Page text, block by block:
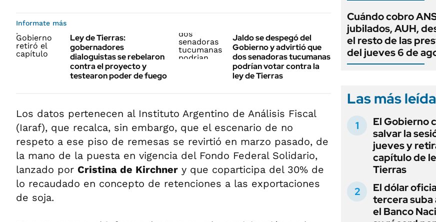
Informate más
Ley de Tierras:
gobernadores
dialoguistas se rebelaron
contra el proyecto y
testearon poder de fuego
Jaldo se despegó del
Gobierno y advirtió que
dos senadoras tucumanas
podrían votar contra la
ley de Tierras
Los datos pertenecen al Instituto Argentino de Análisis Fiscal
(Iaraf), que recalca, sin embargo, que el escenario de no
respeto a ese piso de remesas se revirtió en marzo pasado, de
la mano de la puesta en vigencia del Fondo Federal Solidario,
lanzado por Cristina de Kirchner y que coparticipa del 30% de
lo recaudado en concepto de retenciones a las exportaciones
de soja.
Cuándo cobro
jubilados, AUH,
el resto de las
del jueves 6 de
Las más
El Gobierno
salvar la
jueves y
capítulo de
Tierras
El dólar
tercera suba
el Banco